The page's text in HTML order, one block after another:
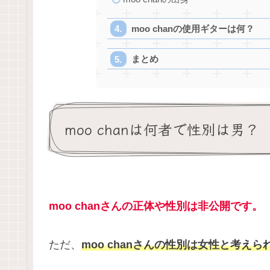
moo chanの使用ギターは何？
まとめ
moo chanは何者で性別は男？
moo chanさんの正体や性別は非公開です。
ただ、 moo chanさんの性別は女性と考えら